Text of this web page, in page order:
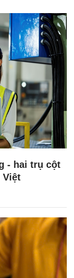
- hai trụ cột
Việt